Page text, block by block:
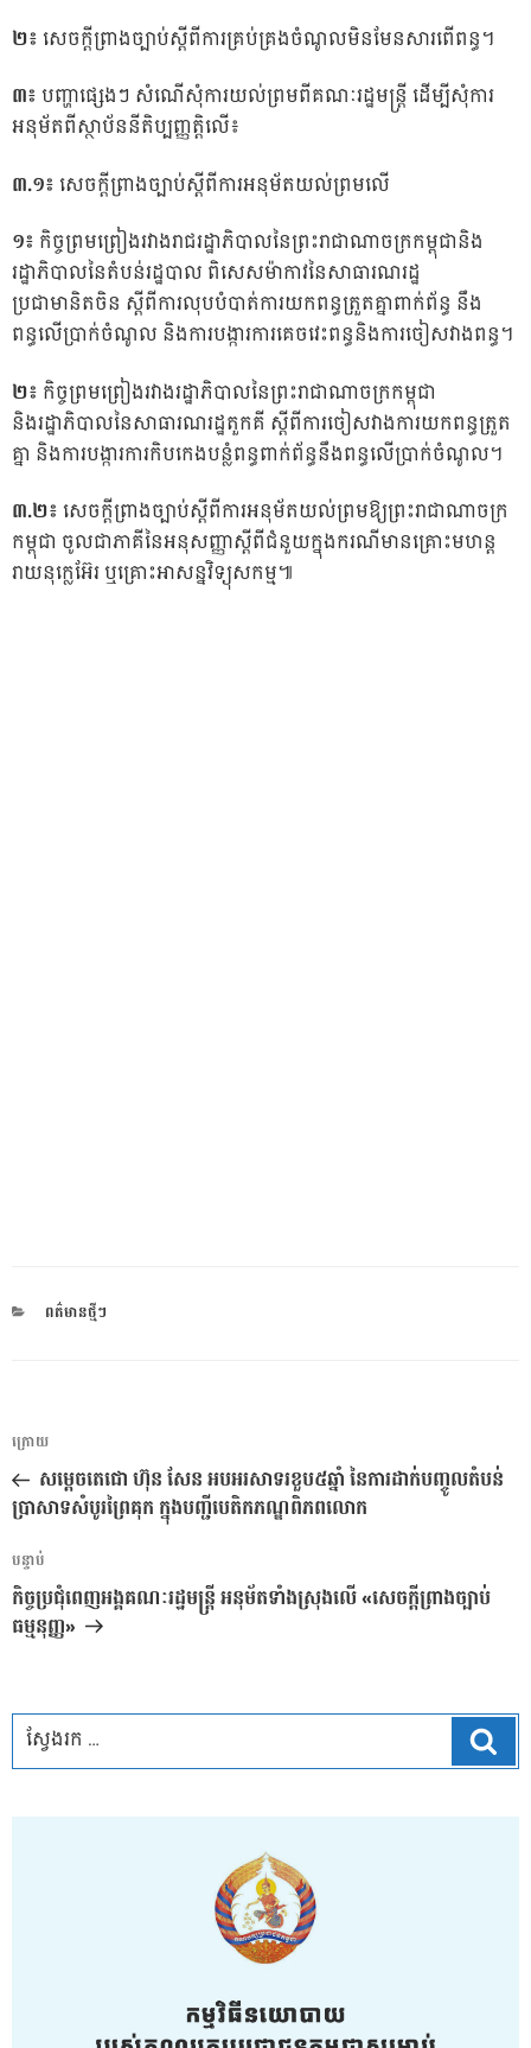
២៖សេចក្តីព្រាងច្បាប់ស្តីពីការគ្រប់គ្រងចំណូលមិនមែនសារពើពន្ធ។
៣៖បញ្ហាផ្សេងៗ សំណើសុំការយល់ព្រមពីគណៈរដ្ឋមន្រ្តី ដើម្បីសុំការ
អនុម័តពីស្ថាប័ននីតិប្បញ្ញត្តិលើ៖
៣.១៖សេចក្តីព្រាងច្បាប់ស្តីពីការអនុម័តយល់ព្រមលើ
១៖ កិច្ចព្រមព្រៀងរវាងរាជរដ្ឋាភិបាលនៃព្រះរាជាណាចក្រកម្ពុជានិង
រដ្ឋាភិបាលនៃតំបន់រដ្ឋបាល ពិសេសម៉ាកាវនៃសាធារណរដ្ឋ
ប្រជាមានិតចិន ស្តីពីការលុបបំបាត់ការយកពន្ធត្រួតគ្នាពាក់ព័ន្ធ នឹង
ពន្ធលើប្រាក់ចំណូល និងការបង្ការការគេចវេះពន្ធនិងការចៀសវាងពន្ធ។
២៖ កិច្ចព្រមព្រៀងរវាងរដ្ឋាភិបាលនៃព្រះរាជាណាចក្រកម្ពុជា
និងរដ្ឋាភិបាលនៃសាធារណរដ្ឋតួកគី ស្តីពីការចៀសវាងការយកពន្ធត្រួត
គ្នា និងការបង្ការការកិបកេងបន្លំពន្ធពាក់ព័ន្ធនឹងពន្ធលើប្រាក់ចំណូល។
៣.២៖សេចក្តីព្រាងច្បាប់ស្តីពីការអនុម័តយល់ព្រមឱ្យព្រះរាជាណាចក្រ
កម្ពុជា ចូលជាភាគីនៃអនុសញ្ញាស្តីពីជំនួយក្នុងករណីមានគ្រោះមហន្ដ
រាយនុក្លេអ៊ែរ ឬគ្រោះអាសន្នវិទ្យុសកម្ម៕
CATEGORIES
ពត៌មានថ្មីៗ
ការ​
នាំទិស​
ប្រកាស
អត្ថបទ
មុន
ក្រោយ
សម្តេចតេជោ ហ៊ុន សែន អបអរសាទរខួប៥ឆ្នាំ នៃការដាក់បញ្ចូលតំបន់
ប្រាសាទសំបូរព្រៃគុក ក្នុងបញ្ជីបេតិកភណ្ឌពិភពលោក
អត្ថបទ
បន្ទាប់
បន្ទាប់
កិច្ចប្រជុំពេញអង្គគណៈរដ្ឋមន្រ្តី អនុម័តទាំងស្រុងលើ «សេចក្តីព្រាងច្បាប់
ធម្មនុញ្ញ»